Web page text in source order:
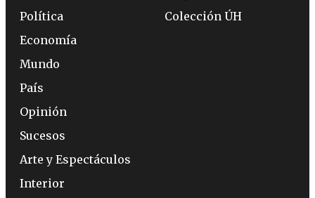
Política
Economía
Mundo
País
Opinión
Sucesos
Arte y Espectáculos
Interior
Colección ÚH